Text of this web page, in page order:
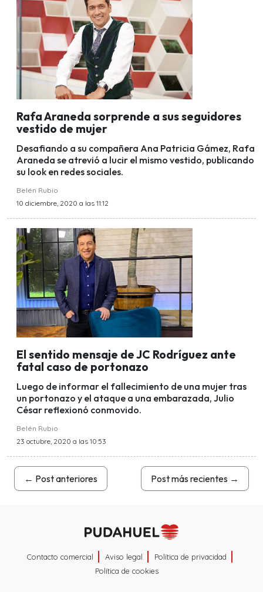
Rafa Araneda sorprende a sus seguidores
vestido de mujer
Desafiando a su compañera Ana Patricia Gámez, Rafa
Araneda se atrevió a lucir el mismo vestido, publicando
su look en redes sociales.
Belén Rubio
10 diciembre, 2020 a las 11:12
El sentido mensaje de JC Rodríguez ante
fatal caso de portonazo
Luego de informar el fallecimiento de una mujer tras
un portonazo y el ataque a una embarazada, Julio
César reflexionó conmovido.
Belén Rubio
23 octubre, 2020 a las 10:53
← Post anteriores Post más recientes →
Contacto comercial Aviso legal
Política de privacidad
Política de cookies